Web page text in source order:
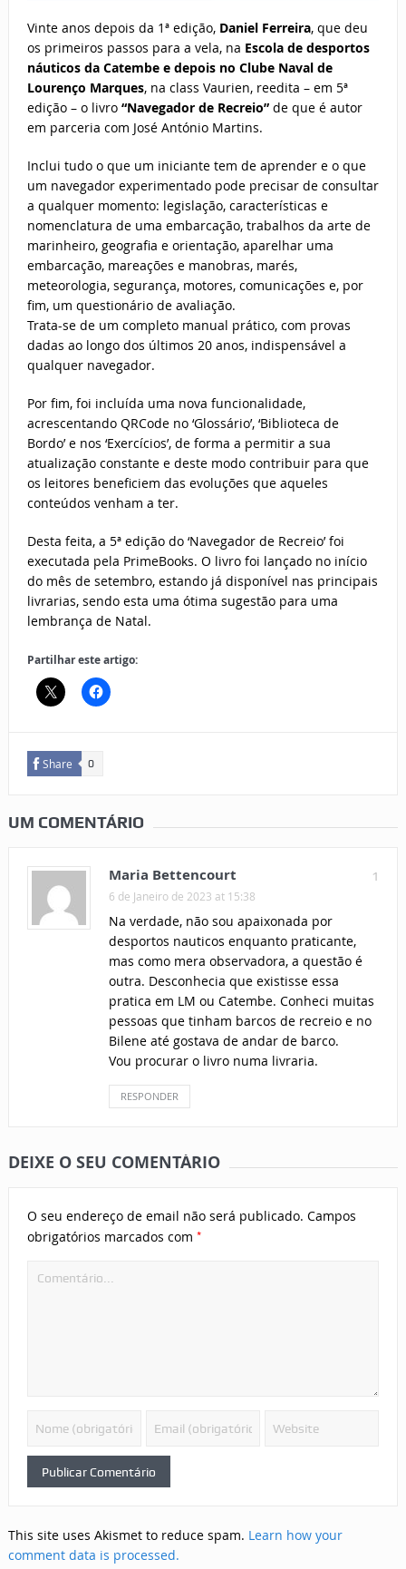
Vinte anos depois da 1ª edição, Daniel Ferreira, que deu
os primeiros passos para a vela, na Escola de desportos
náuticos da Catembe e depois no Clube Naval de
Lourenço Marques, na class Vaurien, reedita – em 5ª
edição – o livro “Navegador de Recreio”de que é autor
em parceria com José António Martins.
Inclui tudo o que um iniciante tem de aprender e o que
um navegador experimentado pode precisar de consultar
a qualquer momento: legislação, características e
nomenclatura de uma embarcação, trabalhos da arte de
marinheiro, geografia e orientação, aparelhar uma
embarcação, mareações e manobras, marés,
meteorologia, segurança, motores, comunicações e, por
fim, um questionário de avaliação.
Trata-se de um completo manual prático, com provas
dadas ao longo dos últimos 20 anos, indispensável a
qualquer navegador.
Por fim, foi incluída uma nova funcionalidade,
acrescentando QRCode no ‘Glossário’, ‘Biblioteca de
Bordo’ e nos ‘Exercícios’, de forma a permitir a sua
atualização constante e deste modo contribuir para que
os leitores beneficiem das evoluções que aqueles
conteúdos venham a ter.
Desta feita, a 5ª edição do ‘Navegador de Recreio’ foi
executada pela PrimeBooks. O livro foi lançado no início
do mês de setembro, estando já disponível nas principais
livrarias, sendo esta uma ótima sugestão para uma
lembrança de Natal.
Partilhar este artigo:
Share 0
UM COMENTÁRIO
1
Maria Bettencourt
6 de Janeiro de 2023 at 15:38
Na verdade, não sou apaixonada por
desportos nauticos enquanto praticante,
mas como mera observadora, a questão é
outra. Desconhecia que existisse essa
pratica em LM ou Catembe. Conheci muitas
pessoas que tinham barcos de recreio e no
Bilene até gostava de andar de barco.
Vou procurar o livro numa livraria.
RESPONDER
DEIXE O SEU COMENTÁRIO
O seu endereço de email não será publicado. Campos
obrigatórios marcados com *
This site uses Akismet to reduce spam. Learn how your
comment data is processed.